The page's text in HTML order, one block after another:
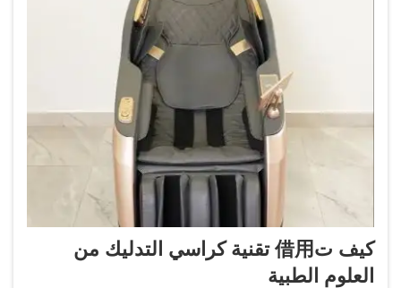
كيف ت借用 تقنية كراسي التدليك من
العلوم الطبية